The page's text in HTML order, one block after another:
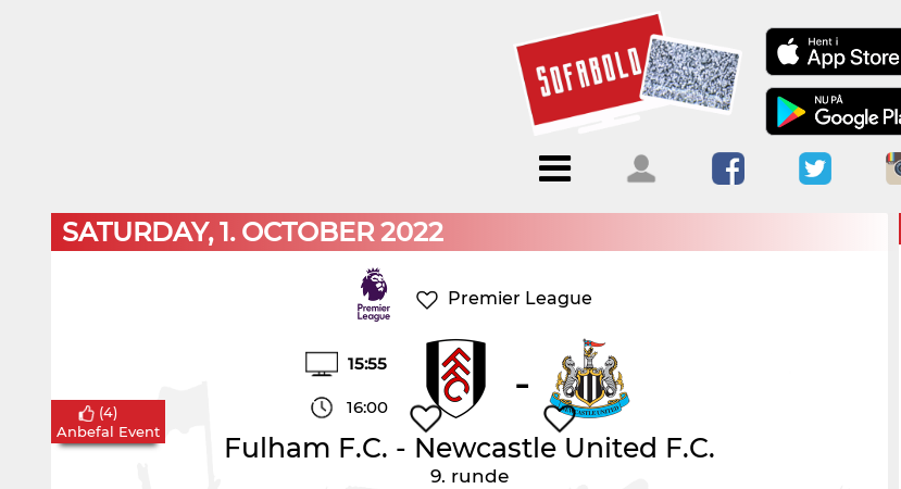
Menu
Forside Kalendere
Blogs
Om
Sofabold
Kontakt
Log ind
SATURDAY, 1. OCTOBER 2022
Premier League
15:55
16:00 -
Fulham F.C. - Newcastle United F.C.
9. runde
(4)
Anbefal Event